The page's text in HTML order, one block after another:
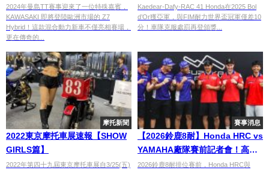
加速令人感動！」
2024年曼島TT賽事迎來了一位特殊嘉賓，
KAWASAKI 即將登陸歐洲市場的 Z7
Hybrid！這款混合動力新車不僅亮相賽場，
更在傳奇的...
二
Kaedear-Dafy-RAC 41 Honda在2025 Bol
d’Or獲亞軍，與FIM耐力世界盃冠軍僅差10
分！車隊克服處罰再登頒獎...
摩托新聞
2022東京摩托車展速報【SHOW
GIRLS篇】
2022年第四十九屆東京摩托車展自3/25(五)
賽事消息
【2026鈴鹿8耐】Honda HRC vs
YAMAHA廠隊賽前記者會！高橋
巧×中須賀克行×Jonathan
2026鈴鹿8耐排位賽前，Honda HRC與